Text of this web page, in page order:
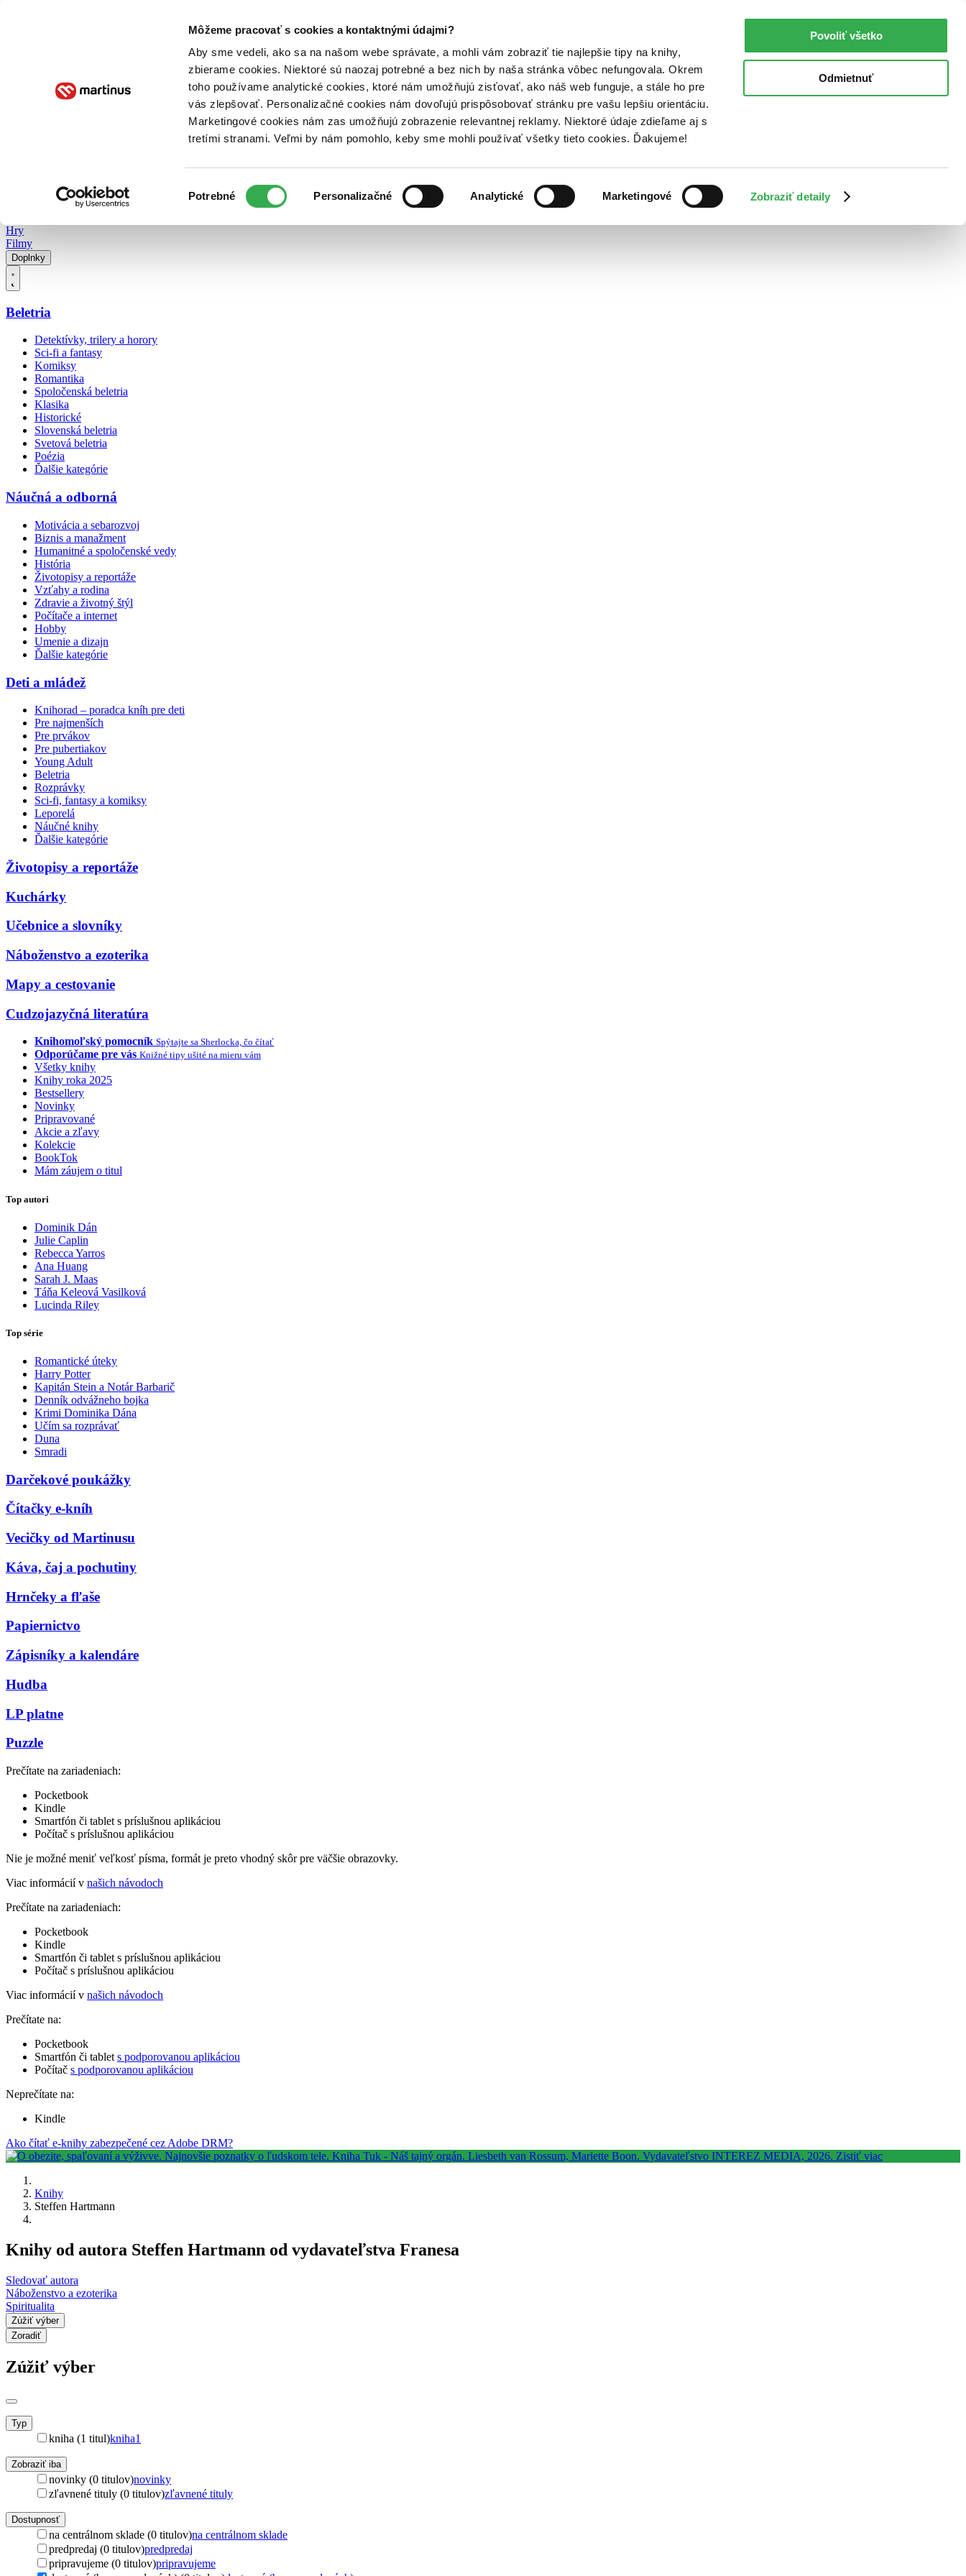
Môžeme pracovať s cookies a kontaktnými údajmi?
Aby sme vedeli, ako sa na našom webe správate, a mohli vám zobraziť tie najlepšie tipy na knihy,
zbierame cookies. Niektoré sú naozaj potrebné a bez nich by naša stránka vôbec nefungovala. Okrem
toho používame analytické cookies, ktoré nám umožňujú zisťovať, ako náš web funguje, a stále ho pre
vás zlepšovať. Personalizačné cookies nám dovoľujú prispôsobovať stránku pre vašu lepšiu orientáciu.
Marketingové cookies nám zas umožňujú zobrazenie relevantnej reklamy. Niektoré údaje zdieľame aj s
tretími stranami. Veľmi by nám pomohlo, keby sme mohli používať všetky tieto cookies. Ďakujeme!
súhlasu
Potrebné Personalizačné Analytické Marketingové Zobraziť detaily
Povoliť všetko
Odmietnuť
Poukážky Kontakt
Hry
Filmy
Doplnky
Beletria
Detektívky, trilery a horory
Sci-fi a fantasy
Komiksy
Romantika
Spoločenská beletria
Klasika
Historické
Slovenská beletria
Svetová beletria
Poézia
Ďalšie kategórie
Náučná a odborná
Motivácia a sebarozvoj
Biznis a manažment
Humanitné a spoločenské vedy
História
Životopisy a reportáže
Vzťahy a rodina
Zdravie a životný štýl
Počítače a internet
Hobby
Umenie a dizajn
Ďalšie kategórie
Deti a mládež
Knihorad – poradca kníh pre deti
Pre najmenších
Pre prvákov
Pre pubertiakov
Young Adult
Beletria
Rozprávky
Sci-fi, fantasy a komiksy
Leporelá
Náučné knihy
Ďalšie kategórie
Životopisy a reportáže
Kuchárky
Učebnice a slovníky
Náboženstvo a ezoterika
Mapy a cestovanie
Cudzojazyčná literatúra
Knihomoľský pomocník Spýtajte sa Sherlocka, čo čítať
Odporúčame pre vás Knižné tipy ušité na mieru vám
Všetky knihy
Knihy roka 2025
Bestsellery
Novinky
Pripravované
Akcie a zľavy
Kolekcie
BookTok
Mám záujem o titul
Top autori
Dominik Dán
Julie Caplin
Rebecca Yarros
Ana Huang
Sarah J. Maas
Táňa Keleová Vasilková
Lucinda Riley
Top série
Romantické úteky
Harry Potter
Kapitán Stein a Notár Barbarič
Denník odvážneho bojka
Krimi Dominika Dána
Učím sa rozprávať
Duna
Smradi
Darčekové poukážky
Čítačky e-kníh
Vecičky od Martinusu
Káva, čaj a pochutiny
Hrnčeky a fľaše
Papiernictvo
Zápisníky a kalendáre
Hudba
LP platne
Puzzle
Prečítate na zariadeniach:
Pocketbook
Kindle
Smartfón či tablet s príslušnou aplikáciou
Počítač s príslušnou aplikáciou
Nie je možné meniť veľkosť písma, formát je preto vhodný skôr pre väčšie obrazovky.
Viac informácií v našich návodoch
Prečítate na zariadeniach:
Pocketbook
Kindle
Smartfón či tablet s príslušnou aplikáciou
Počítač s príslušnou aplikáciou
Viac informácií v našich návodoch
Prečítate na:
Pocketbook
Smartfón či tablet s podporovanou aplikáciou
Počítač s podporovanou aplikáciou
Neprečítate na:
Kindle
Ako čítať e-knihy zabezpečené cez Adobe DRM?
Knihy
Steffen Hartmann
Knihy od autora Steffen Hartmann od vydavateľstva Franesa
Sledovať autora
Náboženstvo a ezoterika
Spiritualita
Zúžiť výber
Zoradiť
Zúžiť výber
Typ
kniha (1 titul)kniha1
Zobraziť iba
novinky (0 titulov)novinky
zľavnené tituly (0 titulov)zľavnené tituly
Dostupnosť
na centrálnom sklade (0 titulov)na centrálnom sklade
predpredaj (0 titulov)predpredaj
pripravujeme (0 titulov)pripravujeme